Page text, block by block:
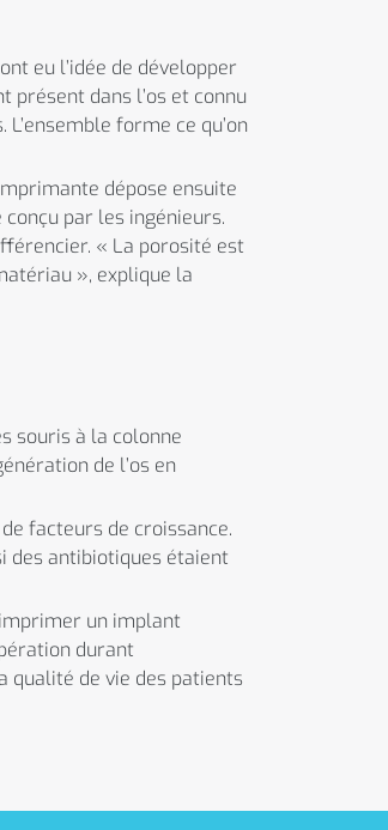
eu l’idée de développer
dans l’os et connu
forme ce qu’on
dépose ensuite
par les ingénieurs.
« La porosité est
», explique la
souris à la colonne
de l’os en
facteurs de croissance.
des antibiotiques étaient
un implant
durant
qualité de vie des patients